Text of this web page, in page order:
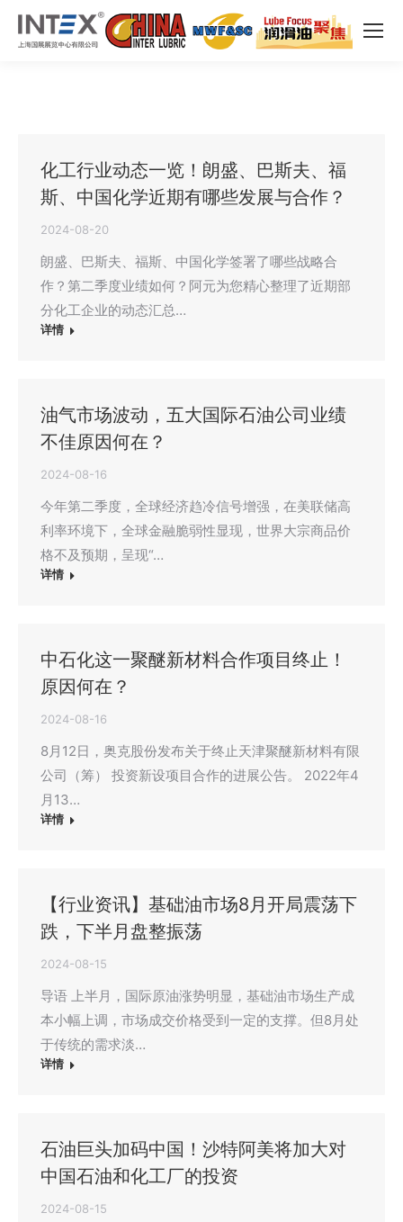
化工行业动态一览！朗盛、巴斯夫、福
斯、中国化学近期有哪些发展与合作？
2024-08-20
朗盛、巴斯夫、福斯、中国化学签署了哪些战略合
作？第二季度业绩如何？阿元为您精心整理了近期部
分化工企业的动态汇总…
详情
油气市场波动，五大国际石油公司业绩
不佳原因何在？
2024-08-16
今年第二季度，全球经济趋冷信号增强，在美联储高
利率环境下，全球金融脆弱性显现，世界大宗商品价
格不及预期，呈现“…
详情
中石化这一聚醚新材料合作项目终止！
原因何在？
2024-08-16
8月12日，奥克股份发布关于终止天津聚醚新材料有限
公司（筹） 投资新设项目合作的进展公告。 2022年4
月13…
详情
【行业资讯】基础油市场8月开局震荡下
跌，下半月盘整振荡
2024-08-15
导语 上半月，国际原油涨势明显，基础油市场生产成
本小幅上调，市场成交价格受到一定的支撑。但8月处
于传统的需求淡…
详情
石油巨头加码中国！沙特阿美将加大对
中国石油和化工厂的投资
2024-08-15